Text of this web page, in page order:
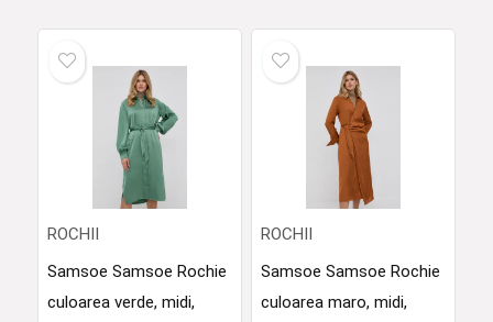
ROCHII
Samsoe Samsoe Rochie
culoarea verde, midi,
ROCHII
Samsoe Samsoe Rochie
culoarea maro, midi,